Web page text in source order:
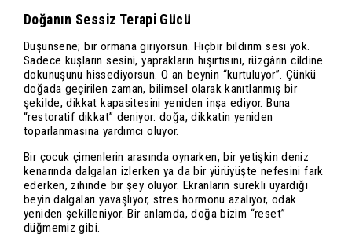
Doğanın Sessiz Terapi Gücü
Düşünsene; bir ormana giriyorsun. Hiçbir bildirim sesi yok.
Sadece kuşların sesini, yaprakların hışırtısını, rüzgârın cildine
dokunuşunu hissediyorsun. O an beynin “kurtuluyor”. Çünkü
doğada geçirilen zaman, bilimsel olarak kanıtlanmış bir
şekilde, dikkat kapasitesini yeniden inşa ediyor. Buna
“restoratif dikkat” deniyor: doğa, dikkatin yeniden
toparlanmasına yardımcı oluyor.
Bir çocuk çimenlerin arasında oynarken, bir yetişkin deniz
kenarında dalgaları izlerken ya da bir yürüyüşte nefesini fark
ederken, zihinde bir şey oluyor. Ekranların sürekli uyardığı
beyin dalgaları yavaşlıyor, stres hormonu azalıyor, odak
yeniden şekilleniyor. Bir anlamda, doğa bizim “reset”
düğmemiz gibi.